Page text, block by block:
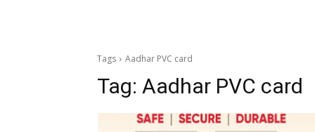
Tags Aadhar PVC card
Tag: Aadhar PVC card